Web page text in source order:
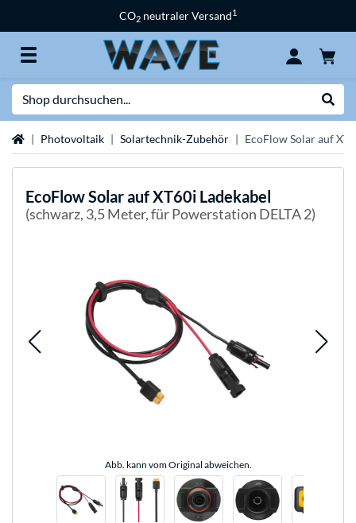
CO2 neutraler Versand1
StartseitePhotovoltaik Solartechnik-Zubehör EcoFlow Solar auf
EcoFlowSolar auf XT60i Ladekabel
(schwarz, 3,5 Meter, für Powerstation DELTA 2)
Abb. kann vom Original abweichen.